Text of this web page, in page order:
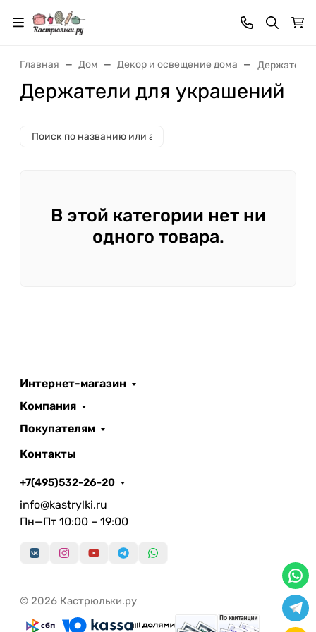
Главная Дом Декор и освещение дома Держатели
Держатели для украшений
В этой категории нет ни
одного товара.
Интернет-магазин
Компания
Покупателям
Контакты
+7(495)532-26-20
info@kastrylki.ru
Пн—Пт 10:00 – 19:00
© 2026 Кастрюльки.ру